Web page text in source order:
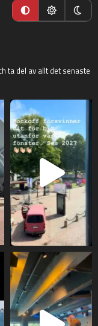
ta del av allt det senaste